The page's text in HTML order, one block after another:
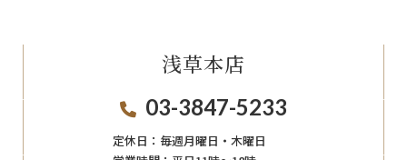
浅草本店
03-3847-5233
定休日： 毎週月曜日・木曜日